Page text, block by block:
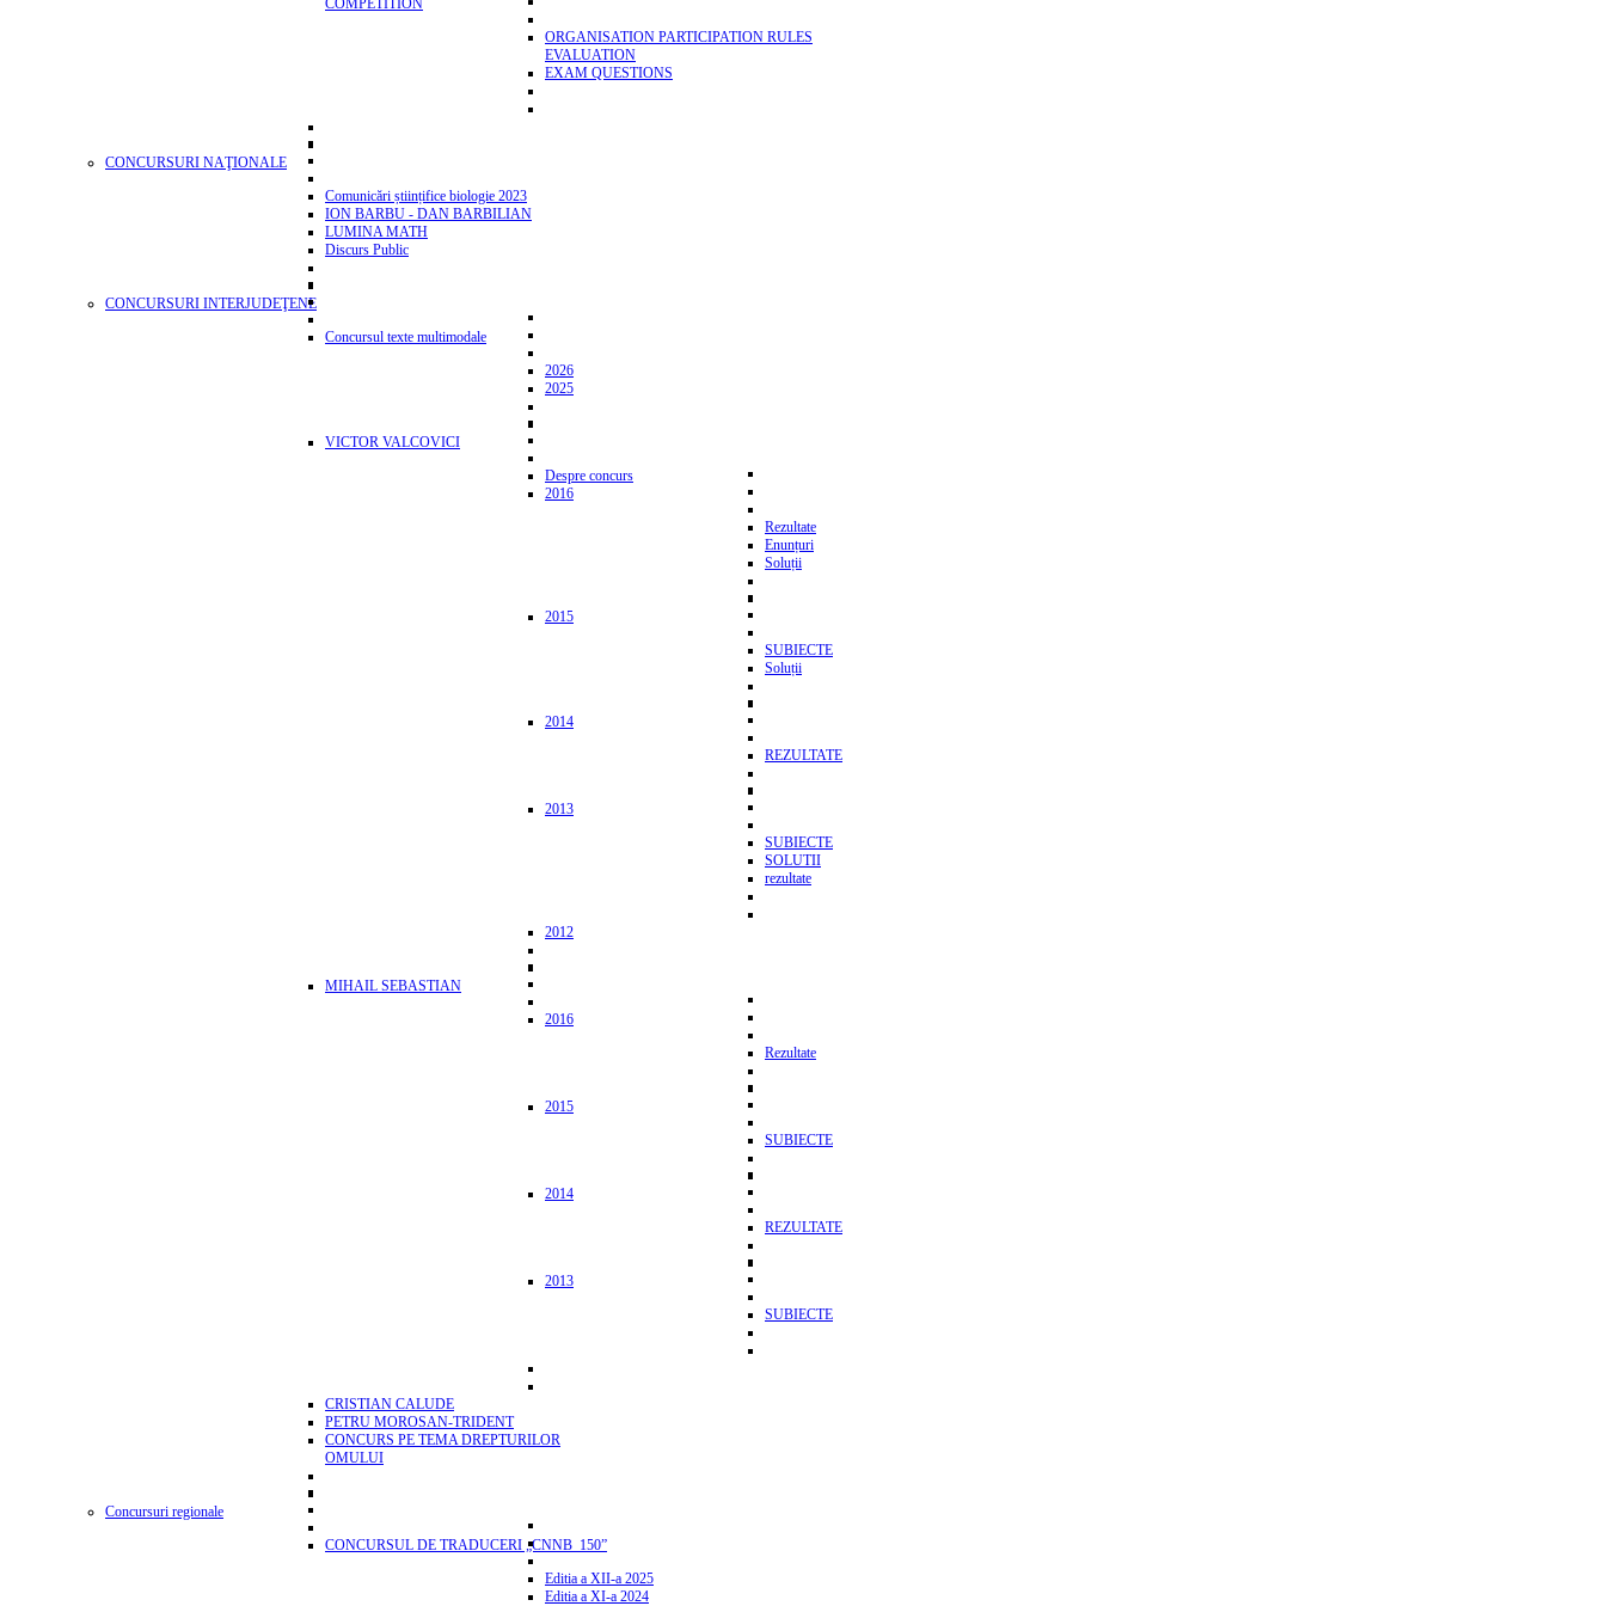
COMPETITION
ORGANISATION PARTICIPATION RULES
EVALUATION
EXAM QUESTIONS
CONCURSURI NAŢIONALE
Comunicări științifice biologie 2023
ION BARBU - DAN BARBILIAN
LUMINA MATH
Discurs Public
CONCURSURI INTERJUDEŢENE
Concursul texte multimodale
2026
2025
VICTOR VALCOVICI
Despre concurs
2016
Rezultate
Enunțuri
Soluții
2015
SUBIECTE
Soluții
2014
REZULTATE
2013
SUBIECTE
SOLUTII
rezultate
2012
MIHAIL SEBASTIAN
2016
Rezultate
2015
SUBIECTE
2014
REZULTATE
2013
SUBIECTE
CRISTIAN CALUDE
PETRU MOROSAN-TRIDENT
CONCURS PE TEMA DREPTURILOR
OMULUI
Concursuri regionale
CONCURSUL DE TRADUCERI „CNNB_150”
Editia a XII-a 2025
Editia a XI-a 2024